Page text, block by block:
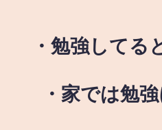
・勉強して
・家では勉